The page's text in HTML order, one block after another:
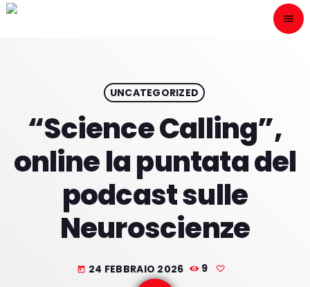
menu
UNCATEGORIZED
“Science Calling”,
online la puntata del
podcast sulle
Neuroscienze
today 24 FEBBRAIO 2026 9